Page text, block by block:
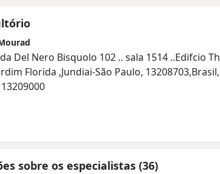
Del Nero Bisquolo 102 .. sala 1514 ..Edifcio
Florida ,Jundiai-São Paulo, 13208703,Brasil,
sobre os especialistas (36)